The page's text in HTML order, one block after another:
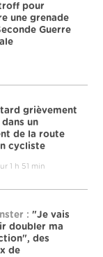
pour
une grenade
Guerre
grièvement
dans un
de la route
cycliste
1 h 51 min
: "Je vais
doubler ma
des
de